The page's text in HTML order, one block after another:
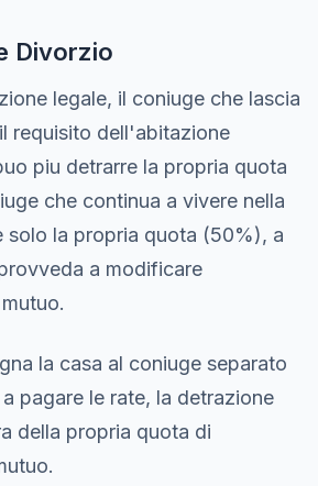
Divorzio
legale, il coniuge che lascia
requisito dell'abitazione
piu detrarre la propria quota
che continua a vivere nella
solo la propria quota (50%), a
a modificare
la casa al coniuge separato
pagare le rate, la detrazione
della propria quota di